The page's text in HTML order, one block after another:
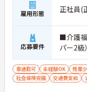
雇用形態 正社員(
応募要件
■介護
パー2
車通勤可 未経験OK 残業
社会保険完備
交通費支給